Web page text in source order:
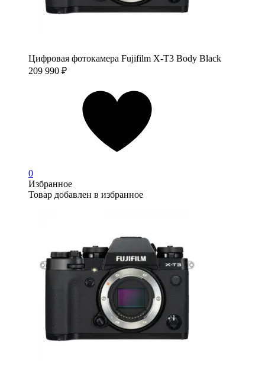
Цифровая фотокамера Fujifilm X-T3 Body Black
209 990 ₽
0
Избранное
Товар добавлен в избранное